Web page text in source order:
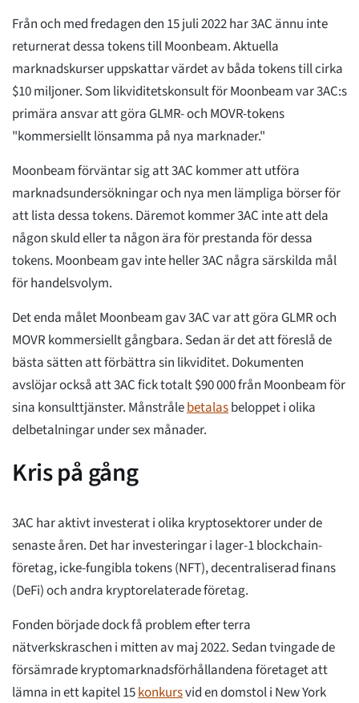
Från och med fredagen den 15 juli 2022 har 3AC ännu inte
returnerat dessa tokens till Moonbeam. Aktuella
marknadskurser uppskattar värdet av båda tokens till cirka
$10 miljoner. Som likviditetskonsult för Moonbeam var 3AC:s
primära ansvar att göra GLMR- och MOVR-tokens
"kommersiellt lönsamma på nya marknader."
Moonbeam förväntar sig att 3AC kommer att utföra
marknadsundersökningar och nya men lämpliga börser för
att lista dessa tokens. Däremot kommer 3AC inte att dela
någon skuld eller ta någon ära för prestanda för dessa
tokens. Moonbeam gav inte heller 3AC några särskilda mål
för handelsvolym.
Det enda målet Moonbeam gav 3AC var att göra GLMR och
MOVR kommersiellt gångbara. Sedan är det att föreslå de
bästa sätten att förbättra sin likviditet. Dokumenten
avslöjar också att 3AC fick totalt $90 000 från Moonbeam för
sina konsulttjänster. Månstrålebetalasbeloppet i olika
delbetalningar under sex månader.
Kris på gång
3AC har aktivt investerat i olika kryptosektorer under de
senaste åren. Det har investeringar i lager-1 blockchain-
företag, icke-fungibla tokens (NFT), decentraliserad finans
(DeFi) och andra kryptorelaterade företag.
Fonden började dock få problem efter terra
nätverkskraschen i mitten av maj 2022. Sedan tvingade de
försämrade kryptomarknadsförhållandena företaget att
lämna in ett kapitel 15konkursvid en domstol i New York